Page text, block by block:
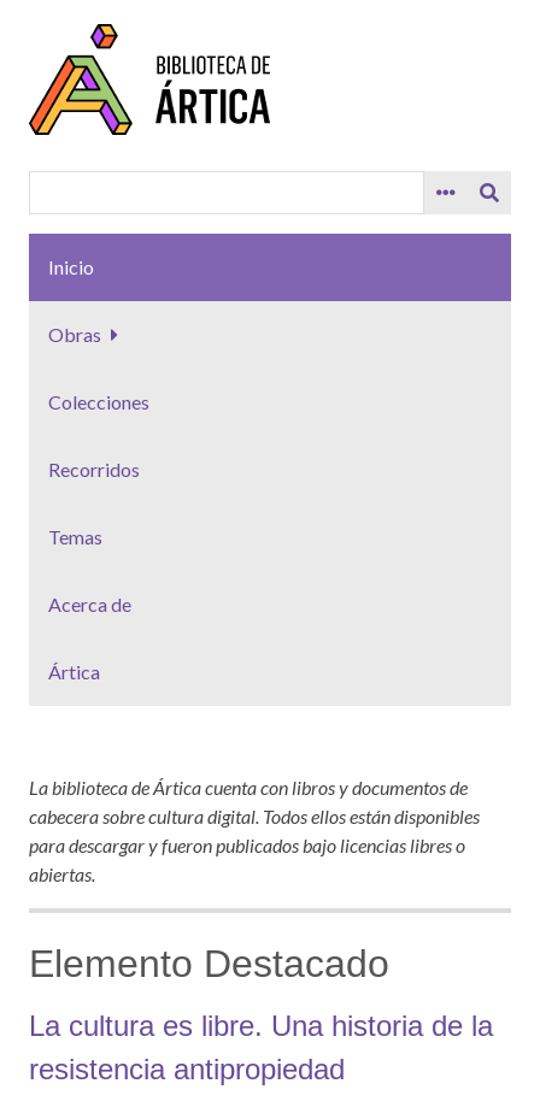
contenido
principal
Inicio
Obras
Colecciones
Recorridos
Temas
Acerca de
Ártica
La biblioteca de Ártica cuenta con libros y documentos de
cabecera sobre cultura digital. Todos ellos están disponibles
para descargar y fueron publicados bajo licencias libres o
abiertas.
Elemento Destacado
La cultura es libre. Una historia de la
resistencia antipropiedad